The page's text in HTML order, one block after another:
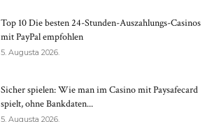
Top 10 Die besten 24-Stunden-Auszahlungs-Casinos
mit PayPal empfohlen
5. Augusta 2026.
Sicher spielen: Wie man im Casino mit Paysafecard
spielt, ohne Bankdaten...
5. Augusta 2026.